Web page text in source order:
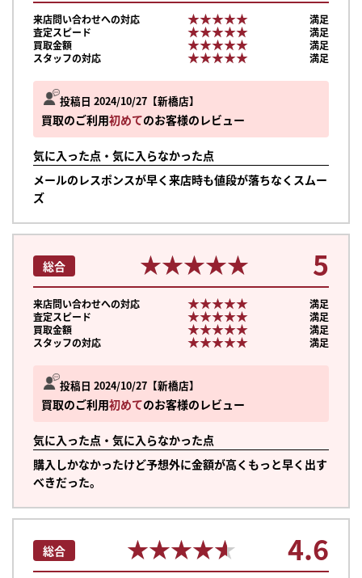
投稿日 2024/10/27 新橋店
買取のご利用初めてのお客様のレビュー
気に入った点・気に入らなかった点
メールのレスポンスが早く来店時も値段が落ちなくスムー
ズ
来店問い合わせへの対応 ★★★★★
★★★★★
満足
査定スピード
★★★★★
★★★★★
満足
買取金額
★★★★★
★★★★★
満足
スタッフの対応
★★★★★
★★★★★ 満足
投稿日 2024/10/27 新橋店
買取のご利用初めてのお客様のレビュー
気に入った点・気に入らなかった点
購入しかなかったけど予想外に金額が高くもっと早く出す
べきだった。
総合 ★★★★★
★★★★★ 5
来店問い合わせへの対応 ★★★★★
★★★★★
満足
査定スピード
★★★★★
★★★★★
満足
買取金額
★★★★★
★★★★★
満足
スタッフの対応
★★★★★
★★★★★ 満足
総合 ★★★★★
★★★★★ 4.6